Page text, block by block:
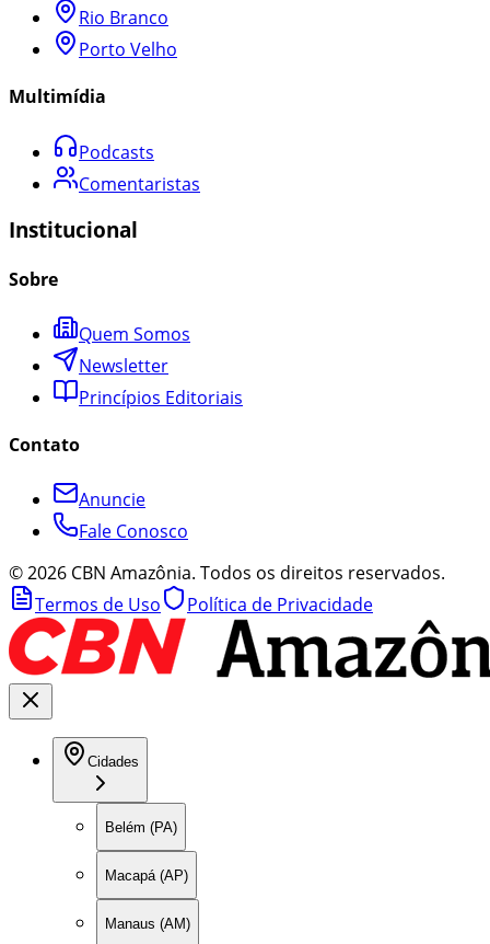
Rio Branco
Porto Velho
Multimídia
Podcasts
Comentaristas
Institucional
Sobre
Quem Somos
Newsletter
Princípios Editoriais
Contato
Anuncie
Fale Conosco
©2026 CBN Amazônia. Todos os direitos reservados.
Termos de Uso
Política de Privacidade
Cidades
Belém (PA)
Macapá (AP)
Manaus (AM)